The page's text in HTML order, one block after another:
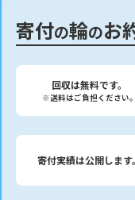
寄付の輪のお
回収は無料です。
※送料はご負担ください。
寄付実績は公開します。